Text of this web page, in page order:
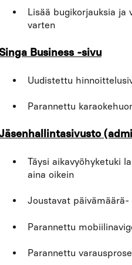
Lisää bugikorjauksia ja
varten
Business -sivu
Uudistettu
Parannettu
Täysi aikavyöhyketuki
aina oikein
Joustavat
Parannettu
Parannettu